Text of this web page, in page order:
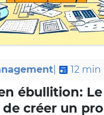
12 min
ébullition: Le
créer un